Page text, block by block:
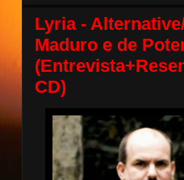
Lyria -
Maduro e de
CD)